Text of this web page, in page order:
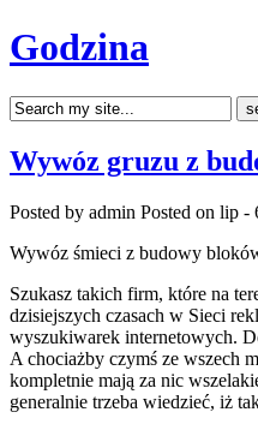
Godzina
Wywóz gruzu z
Posted by admin Posted on lip -
Wywóz śmieci z budowy
Szukasz takich firm, które na
dzisiejszych czasach w Sieci
wyszukiwarek internetowych.
A chociażby czymś ze wszech
kompletnie mają za nic
generalnie trzeba wiedzieć, iż